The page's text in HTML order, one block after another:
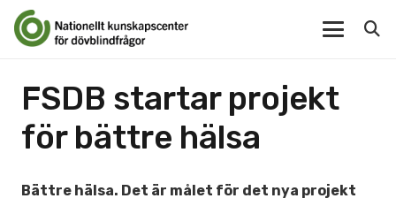
FSDB startar projekt
för bättre hälsa
Bättre hälsa. Det är målet för det nya projekt